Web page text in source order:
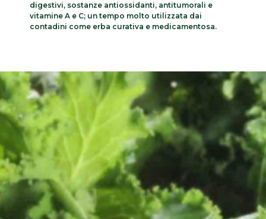
digestivi, sostanze antiossidanti, antitumorali e
vitamine A e C; un tempo molto utilizzata dai
contadini come erba curativa e medicamentosa.